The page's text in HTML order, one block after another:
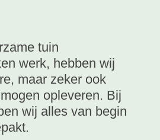
tuin
werk, hebben wij
maar zeker ook
opleveren. Bij
wij alles van begin